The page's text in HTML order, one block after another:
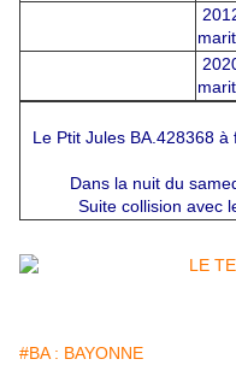
Le Ptit Jules BA.428368
Dans la nuit du
Suite collision avec
#BA : BAYONNE